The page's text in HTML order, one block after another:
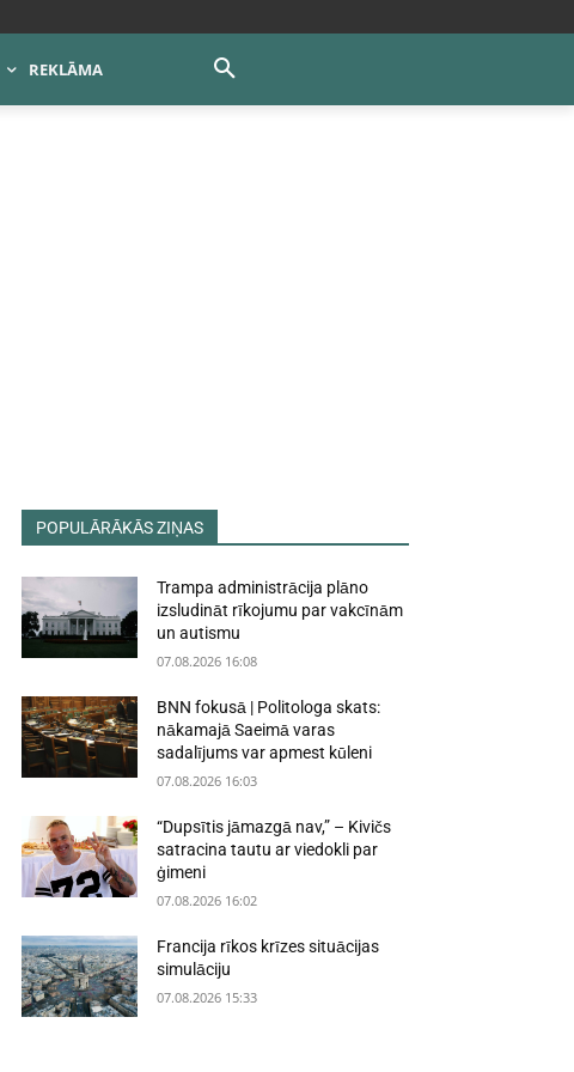
REKLĀMA
POPULĀRĀKĀS ZIŅAS
Trampa administrācija plāno
izsludināt rīkojumu par vakcīnām
un autismu
07.08.2026 16:08
BNN fokusā | Politologa skats:
nākamajā Saeimā varas
sadalījums var apmest kūleni
07.08.2026 16:03
“Dupsītis jāmazgā nav,” – Kivičs
satracina tautu ar viedokli par
ģimeni
07.08.2026 16:02
Francija rīkos krīzes situācijas
simulāciju
07.08.2026 15:33